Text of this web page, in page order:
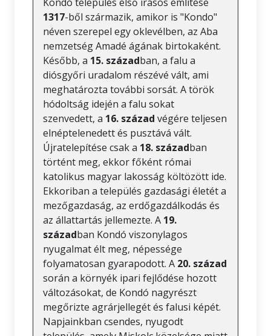
1317-ből származik, amikor is "Kondo"
néven szerepel egy oklevélben, az Aba
nemzetség Amadé ágának birtokaként.
Később, a 15. században, a falu a
diósgyőri uradalom részévé vált, ami
meghatározta további sorsát. A török
hódoltság idején a falu sokat
szenvedett, a 16. század végére teljesen
elnéptelenedett és pusztává vált.
Újratelepítése csak a 18. században
történt meg, ekkor főként római
katolikus magyar lakosság költözött ide.
Ekkoriban a település gazdasági életét a
mezőgazdaság, az erdőgazdálkodás és
az állattartás jellemezte. A 19.
században Kondó viszonylagos
nyugalmat élt meg, népessége
folyamatosan gyarapodott. A 20. század
során a környék ipari fejlődése hozott
változásokat, de Kondó nagyrészt
megőrizte agrárjellegét és falusi képét.
Napjainkban csendes, nyugodt